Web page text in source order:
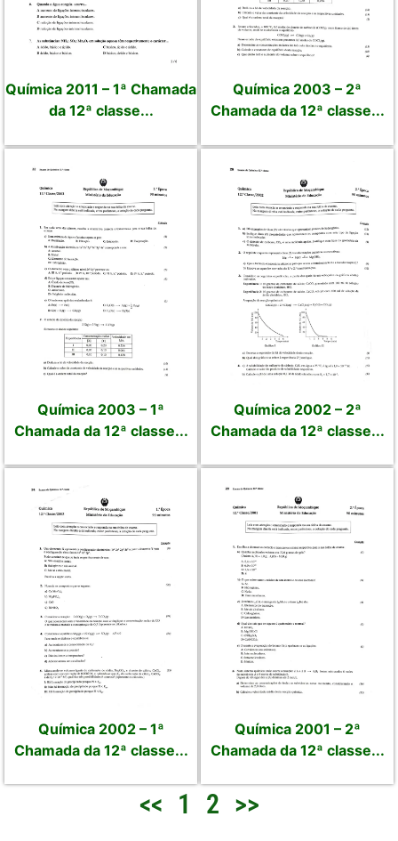
Química 2011 – 1ª Chamada
da 12ª classe...
Química 2003 – 2ª
Chamada da 12ª classe...
Química 2003 – 1ª
Chamada da 12ª classe...
Química 2002 – 2ª
Chamada da 12ª classe...
Química 2002 – 1ª
Chamada da 12ª classe...
Química 2001 – 2ª
Chamada da 12ª classe...
<< 1 2 >>